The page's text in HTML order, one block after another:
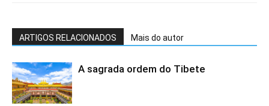
ARTIGOS RELACIONADOS Mais do autor
A sagrada ordem do Tibete